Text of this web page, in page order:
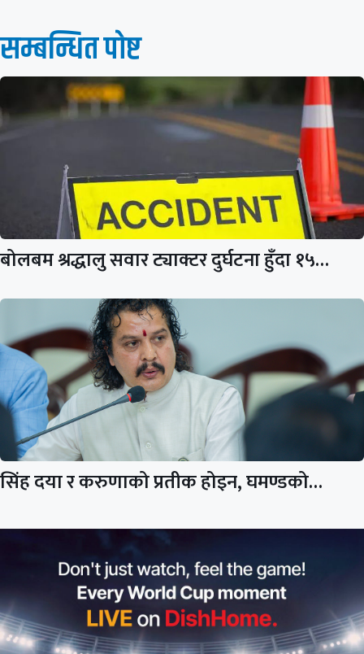
सम्बन्धित पाेष्ट
बोलबम श्रद्धालु सवार ट्याक्टर दुर्घटना हुँदा १५…
सिंह दया र करुणाको प्रतीक होइन, घमण्डको…